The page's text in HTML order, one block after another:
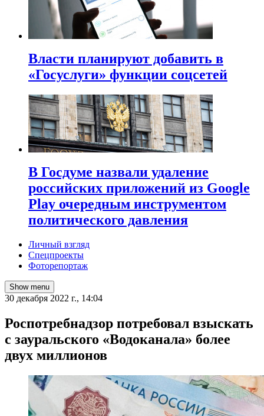
Власти планируют добавить в
«Госуслуги» функции соцсетей
В Госдуме назвали удаление
российских приложений из Google
Play очередным инструментом
политического давления
Личный взгляд
Спецпроекты
Фоторепортаж
Show menu
30 декабря 2022 г., 14:04
Роспотребнадзор потребовал взыскать
с зауральского «Водоканала» более
двух миллионов